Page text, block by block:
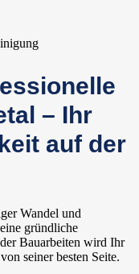
– Ihr
auf der
Wandel und
gründliche
Bauarbeiten wird Ihr
seiner besten Seite.